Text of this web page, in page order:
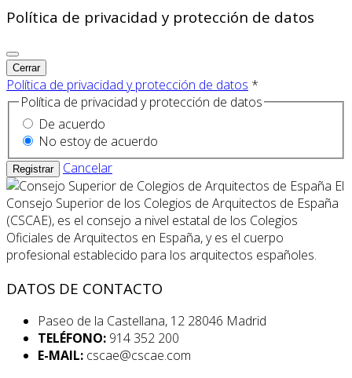
Política de privacidad y protección de datos
Cerrar
Política de privacidad y protección de datos *
Política de privacidad y protección de datos
De acuerdo
No estoy de acuerdo
Registrar
Cancelar
El
Consejo Superior de los Colegios de Arquitectos de España
(CSCAE), es el consejo a nivel estatal de los Colegios
Oficiales de Arquitectos en España, y es el cuerpo
profesional establecido para los arquitectos españoles.
DATOS DE CONTACTO
Paseo de la Castellana, 12 28046 Madrid
TELÉFONO: 914 352 200
E-MAIL: cscae@cscae.com